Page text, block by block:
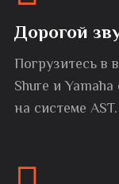
Дорогой
Погрузитесь в
Shure и
на системе AST.